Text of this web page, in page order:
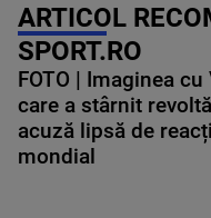
ARTICOL
SPORT.RO
FOTO | Imaginea
care a stârnit
acuză lipsă de
mondial